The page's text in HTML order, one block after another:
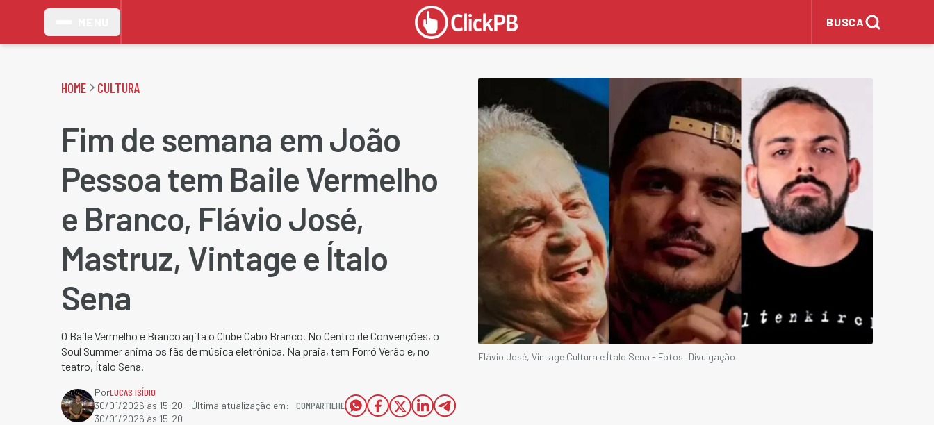
BUSCA
HOME CULTURA
Fim de semana em João
Pessoa tem Baile Vermelho
e Branco, Flávio José,
Mastruz, Vintage e Ítalo
Sena
O Baile Vermelho e Branco agita o Clube Cabo Branco. No Centro de Convenções, o
Soul Summer anima os fãs de música eletrônica. Na praia, tem Forró Verão e, no
teatro, Ítalo Sena.
PorLUCAS ISÍDIO
30/01/2026 às 15:20 - Última atualização em:
30/01/2026 às 15:20
COMPARTILHE
Flávio José, Vintage Cultura e Ítalo Sena - Fotos: Divulgação